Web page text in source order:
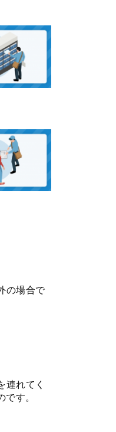
の場合で
連れてく
す。